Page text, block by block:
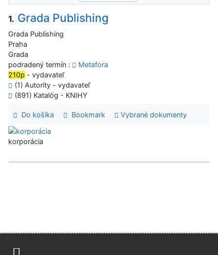
1. Grada Publishing
Grada Publishing
Praha
Grada
podradený termín :
Metafora
210p - vydavateľ
(1) Autority - vydavateľ
(891) Katalóg - KNIHY
Do košíka Bookmark Vybrané dokumenty
korporácia